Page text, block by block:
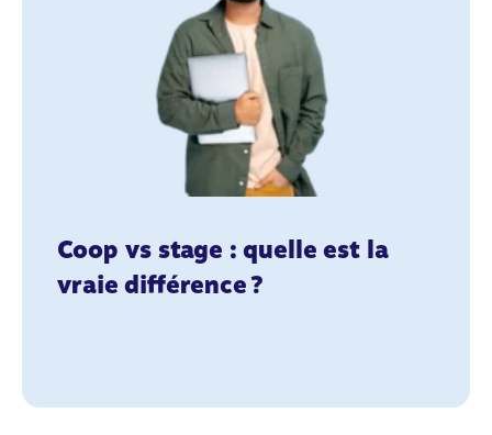
Coop vs stage : quelle est la
vraie différence ?